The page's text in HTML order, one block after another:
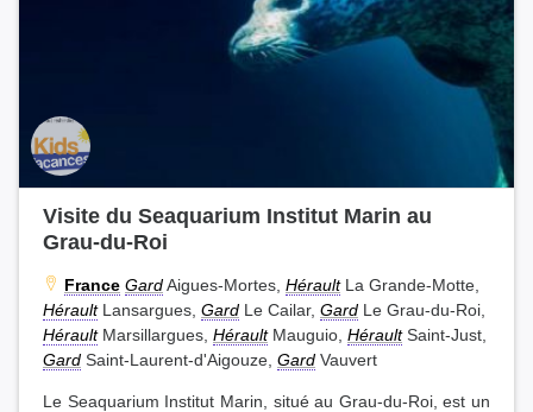
Visite du Seaquarium Institut Marin au
Grau-du-Roi
France GardAigues-Mortes, HéraultLa Grande-Motte,
HéraultLansargues, Gard Le Cailar, Gard Le Grau-du-Roi,
HéraultMarsillargues, HéraultMauguio, HéraultSaint-Just,
Gard Saint-Laurent-d'Aigouze, Gard Vauvert
Le Seaquarium Institut Marin, situé au Grau-du-Roi, est un